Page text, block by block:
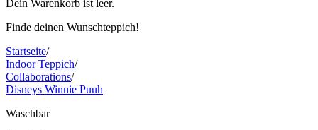
Dein Warenkorb ist leer.
Finde deinen Wunschteppich!
Startseite/
Indoor Teppich/
Collaborations/
Disneys Winnie Puuh
Waschbar